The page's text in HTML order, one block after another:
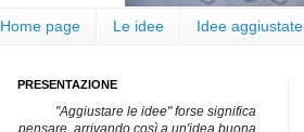
Home page Le idee Idee aggiustate
PRESENTAZIONE
"Aggiustare le idee" forse significa
pensare, arrivando così a un'idea buona